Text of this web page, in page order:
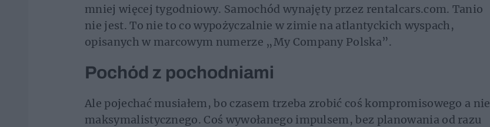
mniej więcej tygodniowy. Samochód wynajęty przez rentalcars.com. Tanio
nie jest. To nie to co wypożyczalnie w zimie na atlantyckich wyspach,
opisanych w marcowym numerze „My Company Polska”.
Pochód z pochodniami
Ale pojechać musiałem, bo czasem trzeba zrobić coś kompromisowego a nie
maksymalistycznego. Coś wywołanego impulsem, bez planowania od razu